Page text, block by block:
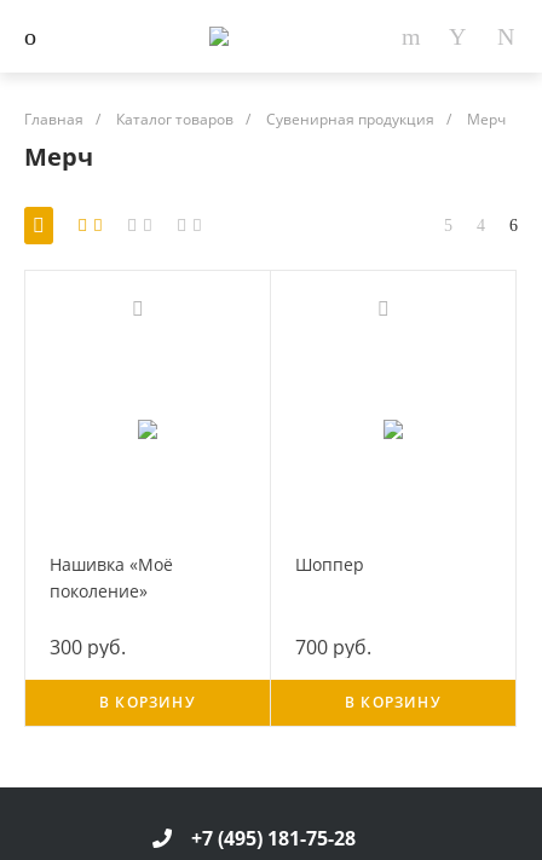
Главная / Каталог товаров / Сувенирная продукция / Мерч
Мерч
Нашивка «Моё
поколение»
300 руб.
В КОРЗИНУ
Шоппер
700 руб.
В КОРЗИНУ
+7 (495) 181-75-28